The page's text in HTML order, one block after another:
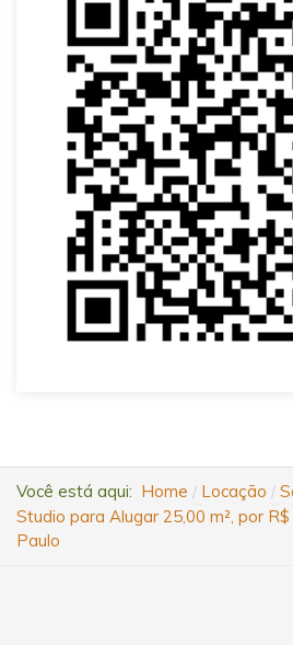
Você está aqui: Home Locação
Studio para Alugar 25,00 m², por
Paulo